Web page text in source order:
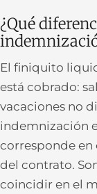
¿Qué
El finiquito
está cobrado:
vacaciones no
indemnización
corresponde
del contrato.
coincidir en el